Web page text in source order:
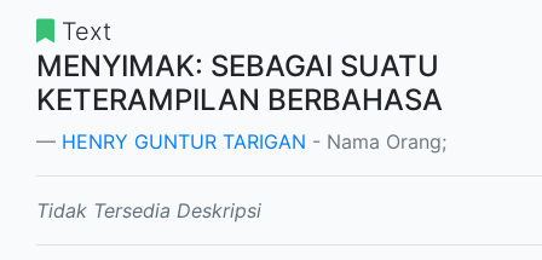
Text
MENYIMAK: SEBAGAI SUATU
KETERAMPILAN BERBAHASA
HENRY GUNTUR TARIGAN - Nama Orang;
Tidak Tersedia Deskripsi